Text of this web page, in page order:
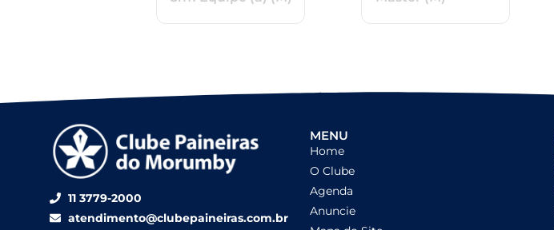
11 3779-2000
atendimento@clubepaineiras.com.br
MENU
Home
O Clube
Agenda
Anuncie